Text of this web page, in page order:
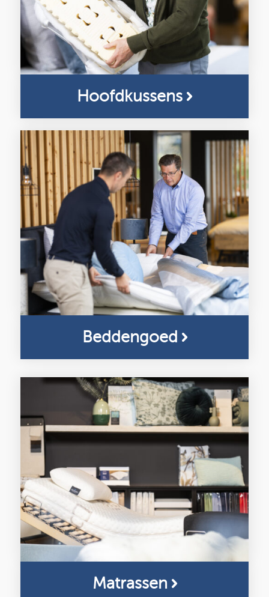
Hoofdkussens
Beddengoed
Matrassen